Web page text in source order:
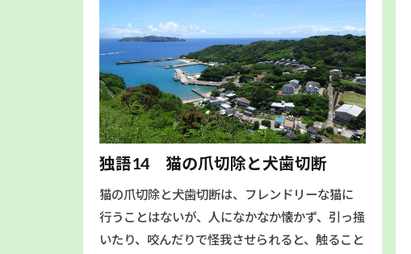
独語14 猫の爪切除と犬歯切断
猫の爪切除と犬歯切断は、フレンドリーな猫に
行うことはないが、人になかなか懐かず、引っ掻
いたり、咬んだりで怪我させられると、触ること